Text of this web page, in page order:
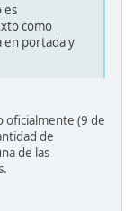
es
como
en portada y
oficialmente (9 de
de
de las